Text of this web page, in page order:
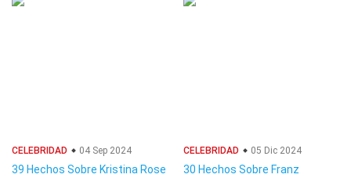
CELEBRIDAD 04 Sep 2024
39 Hechos Sobre Kristina Rose
CELEBRIDAD 05 Dic 2024
30 Hechos Sobre Franz